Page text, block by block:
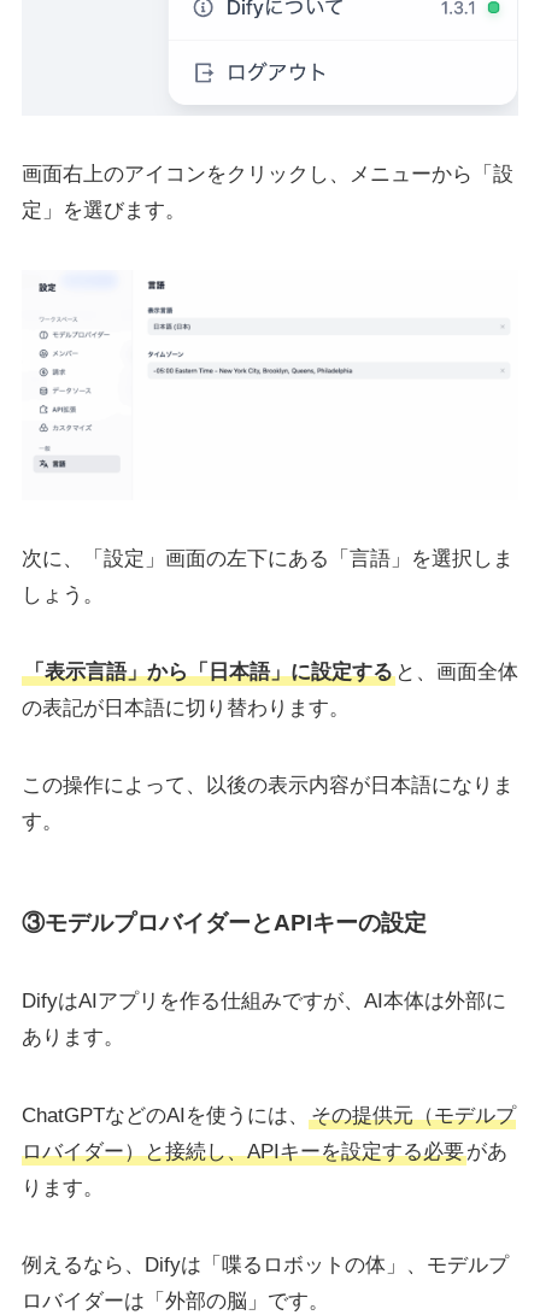
画面右上のアイコンをクリックし、メニューから「設
定」を選びます。
次に、「設定」画面の左下にある「言語」を選択しま
しょう。
「表示言語」から「日本語」に設定すると、画面全体
の表記が日本語に切り替わります。
この操作によって、以後の表示内容が日本語になりま
す。
③モデルプロバイダーとAPIキーの設定
DifyはAIアプリを作る仕組みですが、AI本体は外部に
あります。
ChatGPTなどのAIを使うには、
その提供元（モデルプ
ロバイダー）と接続し、APIキーを設定する必要があ
ります。
例えるなら、Difyは「喋るロボットの体」、モデルプ
ロバイダーは「外部の脳」です。